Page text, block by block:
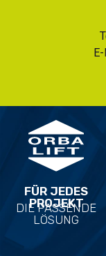
FÜR JEDES
PROJEKT
DIE PASSENDE
LÖSUNG